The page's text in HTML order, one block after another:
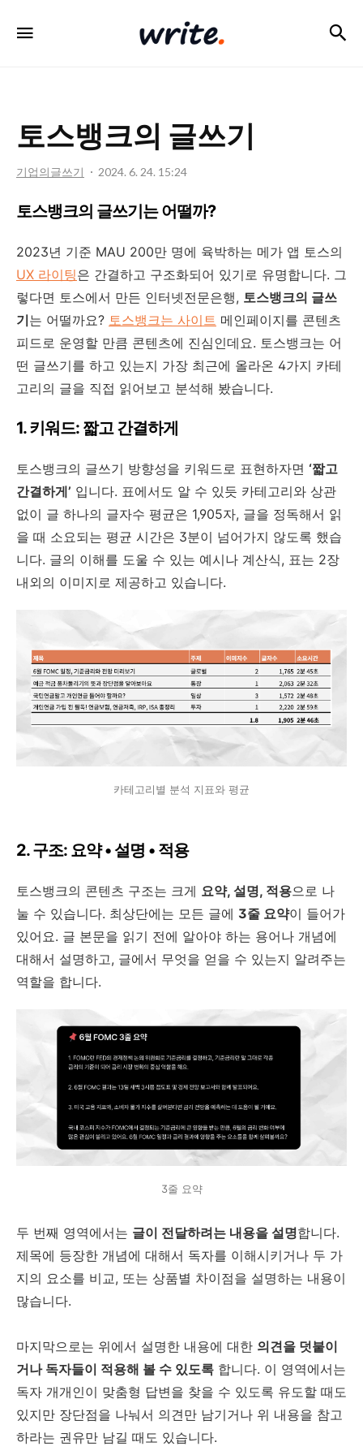
write
토스뱅크의 글쓰기
기업의글쓰기 2024. 6. 24. 15:24
토스뱅크의 글쓰기는 어떨까?
2023년 기준 MAU 200만 명에 육박하는 메가 앱 토스의
UX 라이팅은 간결하고 구조화되어 있기로 유명합니다. 그
렇다면 토스에서 만든 인터넷전문은행, 토스뱅크의 글쓰
기는 어떨까요? 토스뱅크는 사이트 메인페이지를 콘텐츠
피드로 운영할 만큼 콘텐츠에 진심인데요. 토스뱅크는 어
떤 글쓰기를 하고 있는지 가장 최근에 올라온 4가지 카테
고리의 글을 직접 읽어보고 분석해 봤습니다.
1. 키워드: 짧고 간결하게
토스뱅크의 글쓰기 방향성을 키워드로 표현하자면 ‘짧고
간결하게’ 입니다. 표에서도 알 수 있듯 카테고리와 상관
없이 글 하나의 글자수 평균은 1,905자, 글을 정독해서 읽
을 때 소요되는 평균 시간은 3분이 넘어가지 않도록 했습
니다. 글의 이해를 도울 수 있는 예시나 계산식, 표는 2장
내외의 이미지로 제공하고 있습니다.
카테고리별 분석 지표와 평균
2. 구조: 요약 • 설명 • 적용
토스뱅크의 콘텐츠 구조는 크게 요약, 설명, 적용으로 나
눌 수 있습니다. 최상단에는 모든 글에 3줄 요약이 들어가
있어요. 글 본문을 읽기 전에 알아야 하는 용어나 개념에
대해서 설명하고, 글에서 무엇을 얻을 수 있는지 알려주는
역할을 합니다.
3줄 요약
두 번째 영역에서는 글이 전달하려는 내용을 설명합니다.
제목에 등장한 개념에 대해서 독자를 이해시키거나 두 가
지의 요소를 비교, 또는 상품별 차이점을 설명하는 내용이
많습니다.
마지막으로는 위에서 설명한 내용에 대한 의견을 덧붙이
거나 독자들이 적용해 볼 수 있도록 합니다. 이 영역에서는
독자 개개인이 맞춤형 답변을 찾을 수 있도록 유도할 때도
있지만 장단점을 나눠서 의견만 남기거나 위 내용을 참고
하라는 권유만 남길 때도 있습니다.